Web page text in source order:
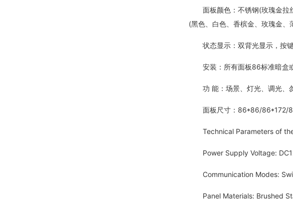
面板颜色：不锈钢(玫瑰金拉丝
(黑色、白色、香槟金、玫瑰金
状态显示：双背光显示，按键
安装：所有面板86标准暗盒
功 能：场景、灯光、调光、勿
面板尺寸：86*86/86*172/
Technical Parameters of
Power Supply Voltage:
Communication Modes:
Panel Materials: Brushed